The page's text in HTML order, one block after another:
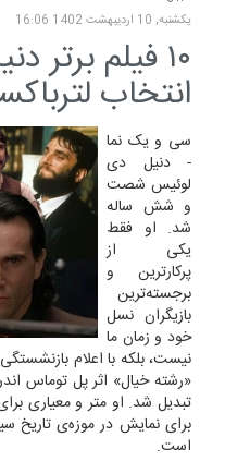
یکشنبه, 10 ارديبهشت 1402 16:06
۱۰ فیلم
انتخاب
سی و یک نما
- دنیل دی
لوئیس شصت
و شش ساله
شد. او فقط
یکی از
پرکارترین و
برجسته‌ترین
بازیگران نسل
خود و زمان ما
«رشته خیال» اثر پل توماس
تبدیل شد. او متر و معیاری
برای نمایش در موزه‌ی تاریخ
است.